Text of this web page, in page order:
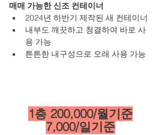
매매 가능한 신조 컨테이너
2024년 하반기 제작된 새 컨테이너
내부도 깨끗하고 청결하여 바로 사
용 가능
튼튼한 내구성으로 오래 사용 가능
1층 200,000/월기준
7,000/일기준